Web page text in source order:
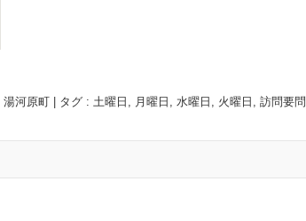
湯河原町 タグ : 土曜日 , 月曜日 , 水曜日 , 火曜日 , 訪問要問